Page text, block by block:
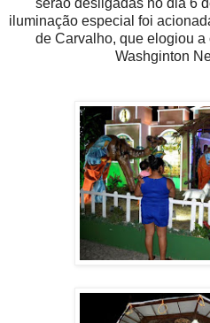
serão desligadas no dia 6
iluminação especial foi
de Carvalho, que elogiou
Washginton